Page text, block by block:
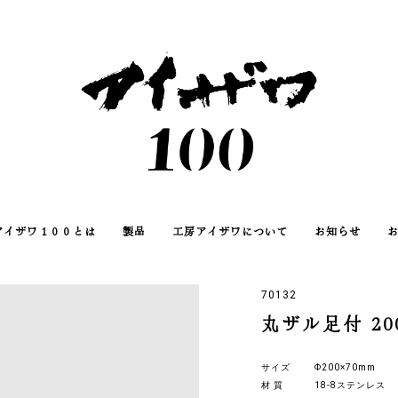
イザワ１００とは 製品 工房アイザワについて お知らせ
70132
丸ザル足付
サイズ
Φ200×70mm
材 質
18-8ステンレス